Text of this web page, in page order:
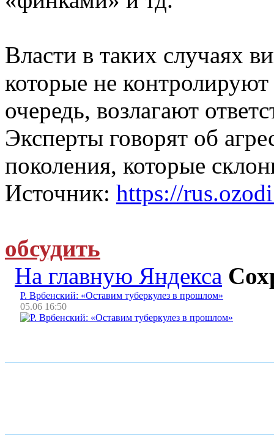
Власти в таких случаях
которые не
очередь, возлагают
Эксперты говорят об
поколения, которые
Источник: https://
обсудить
На главную Яндекса
Р. Врбенский: «Оставим туберкулез в прошлом»
05.06 16:50